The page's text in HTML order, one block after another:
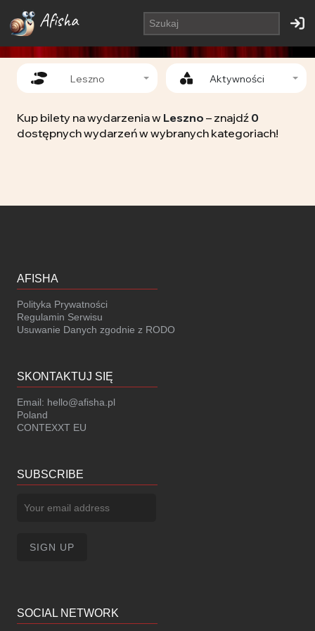
Afisha
Kup bilety na wydarzenia w Leszno – znajdź 0
dostępnych wydarzeń w wybranych kategoriach!
Leszno Aktywności
AFISHA
Polityka Prywatności
Regulamin Serwisu
Usuwanie Danych zgodnie z RODO
SKONTAKTUJ SIĘ
Email: hello@afisha.pl
Poland
CONTEXXT EU
SUBSCRIBE
SOCIAL NETWORK